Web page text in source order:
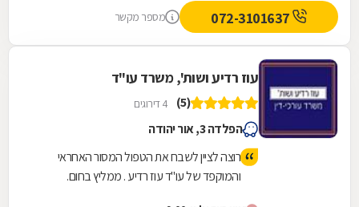
שיגרתיות ואפילו בשבת . כל עצה שלו שווה זהב .
נתן לי שקט ורוגע נפשי לעבור ימים מורכבים
וסוערים. אילן תודה מקרב לב ומאחל לך בריאות
ולכל כך הרבה אנשים .
מספר מקשר
עוז רדיע ושות', משרד עו"ד
(5) 4 דירוגים
הפלדה 3, אור יהודה
רוצה לציין לשבח את הטפול המסור האחראי
והמוקפד של עו"ד עוז רדיע . ממליץ בחום.